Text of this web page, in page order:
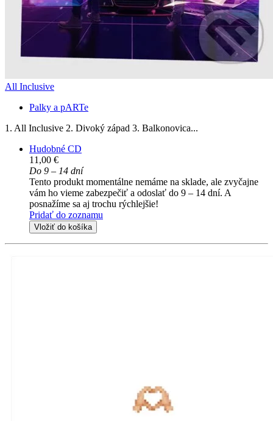
All Inclusive
Palky a pARTe
1. All Inclusive 2. Divoký západ 3. Balkonovica...
Hudobné CD
11,00 €
Do 9 – 14 dní
Tento produkt momentálne nemáme na sklade, ale zvyčajne
vám ho vieme zabezpečiť a odoslať do 9 – 14 dní. A
posnažíme sa aj trochu rýchlejšie!
Pridať do zoznamu
Vložiť do košíka